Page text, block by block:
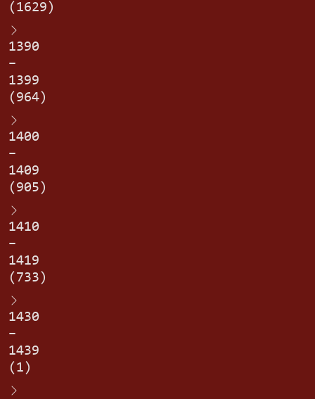
(1629)
1390
–
1399
(964)
1400
–
1409
(905)
1410
–
1419
(733)
1430
–
1439
(1)